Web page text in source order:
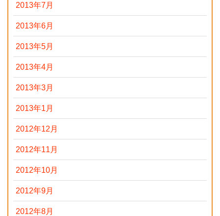
2013年7月
2013年6月
2013年5月
2013年4月
2013年3月
2013年1月
2012年12月
2012年11月
2012年10月
2012年9月
2012年8月